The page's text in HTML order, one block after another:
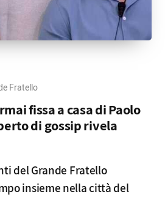
Fratello
fissa a casa di Paolo
di gossip rivela
del Grande Fratello
insieme nella città del